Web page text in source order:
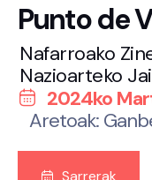
Punto de
Nafarroako
Nazioarteko
2024ko
Aretoak:
Sarrerak